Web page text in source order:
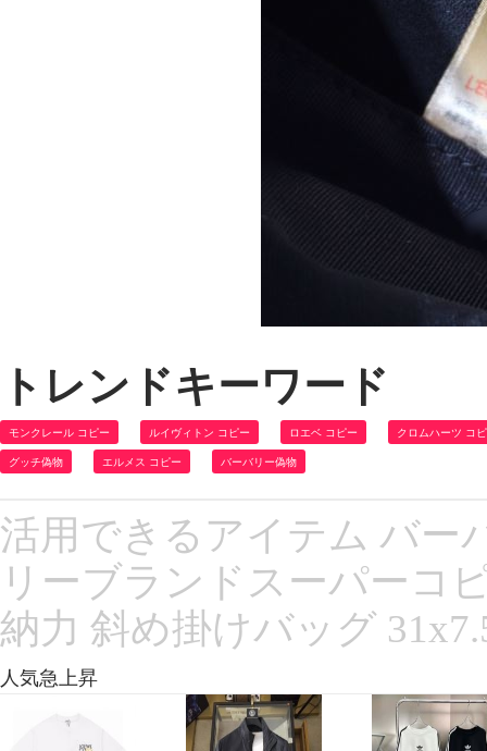
トレンドキーワード
モンクレール コピー ルイヴィトン コピー ロエベ コピー クロムハーツ コ
グッチ偽物 エルメス コピー バーバリー偽物
活用できるアイテム バー
リーブランドスーパーコ
納力 斜め掛けバッグ
人気急上昇